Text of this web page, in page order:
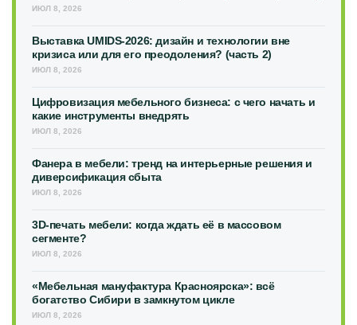
ИЮЛ 8, 2026
Выставка UMIDS-2026: дизайн и технологии вне
кризиса или для его преодоления? (часть 2)
ИЮЛ 8, 2026
Цифровизация мебельного бизнеса: с чего начать и
какие инструменты внедрять
ИЮЛ 8, 2026
Фанера в мебели: тренд на интерьерные решения и
диверсификация сбыта
ИЮЛ 8, 2026
3D-печать мебели: когда ждать её в массовом
сегменте?
ИЮЛ 8, 2026
«Мебельная мануфактура Красноярска»: всё
богатство Сибири в замкнутом цикле
ИЮЛ 8, 2026